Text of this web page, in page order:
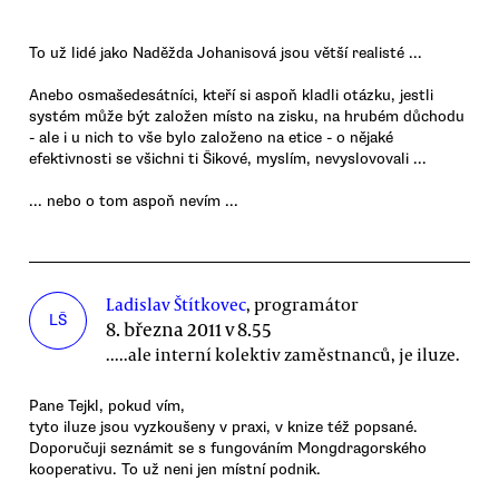
To už lidé jako Naděžda Johanisová jsou větší realisté ...
Anebo osmašedesátníci, kteří si aspoň kladli otázku, jestli
systém může být založen místo na zisku, na hrubém důchodu
- ale i u nich to vše bylo založeno na etice - o nějaké
efektivnosti se všichni ti Šikové, myslím, nevyslovovali ...
... nebo o tom aspoň nevím ...
LŠ
Ladislav Štítkovec, programátor
8. března 2011 v 8.55
.....ale interní kolektiv zaměstnanců, je iluze.
Pane Tejkl, pokud vím,
tyto iluze jsou vyzkoušeny v praxi, v knize též popsané.
Doporučuji seznámit se s fungováním Mongdragorského
kooperativu. To už neni jen místní podnik.